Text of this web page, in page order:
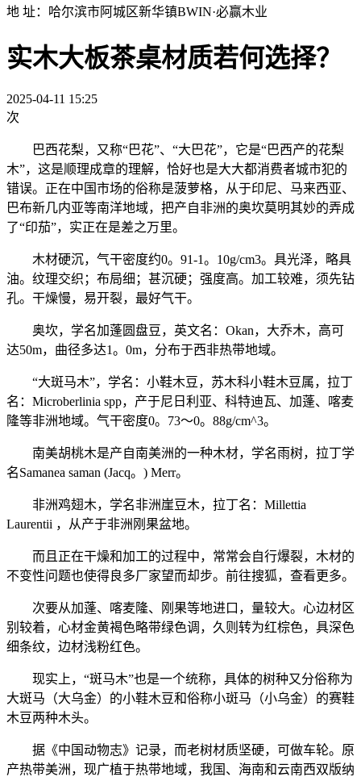
地 址：哈尔滨市阿城区新华镇BWIN·必赢木业
实木大板茶桌材质若何选择？
2025-04-11 15:25
次
巴西花梨，又称“巴花”、“大巴花”，它是“巴西产的花梨
木”，这是顺理成章的理解，恰好也是大大都消费者城市犯的
错误。正在中国市场的俗称是菠萝格，从于印尼、马来西亚、
巴布新几内亚等南洋地域，把产自非洲的奥坎莫明其妙的弄成
了“印茄”，实正在是差之万里。
木材硬沉，气干密度约0。91-1。10g/cm3。具光泽，略具
油。纹理交织；布局细；甚沉硬；强度高。加工较难，须先钻
孔。干燥慢，易开裂，最好气干。
奥坎，学名加蓬圆盘豆，英文名：Okan，大乔木，高可
达50m，曲径多达1。0m，分布于西非热带地域。
“大斑马木”，学名：小鞋木豆，苏木科小鞋木豆属，拉丁
名：Microberlinia spp，产于尼日利亚、科特迪瓦、加蓬、喀麦
隆等非洲地域。气干密度0。73～0。88g/cm^3。
南美胡桃木是产自南美洲的一种木材，学名雨树，拉丁学
名Samanea saman (Jacq。) Merr。
非洲鸡翅木，学名非洲崖豆木，拉丁名：Millettia
Laurentii ，从产于非洲刚果盆地。
而且正在干燥和加工的过程中，常常会自行爆裂，木材的
不变性问题也使得良多厂家望而却步。前往搜狐，查看更多。
次要从加蓬、喀麦隆、刚果等地进口，量较大。心边材区
别较着，心材金黄褐色略带绿色调，久则转为红棕色，具深色
细条纹，边材浅粉红色。
现实上，“斑马木”也是一个统称，具体的树种又分俗称为
大斑马（大乌金）的小鞋木豆和俗称小斑马（小乌金）的赛鞋
木豆两种木头。
据《中国动物志》记录，而老树材质坚硬，可做车轮。原
产热带美洲，现广植于热带地域，我国、海南和云南西双版纳